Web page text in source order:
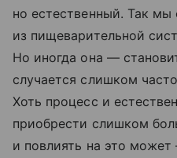
но естественный. Так
из пищеварительной
Но иногда она —
случается слишком
Хоть процесс и
приобрести слишком
и повлиять на это